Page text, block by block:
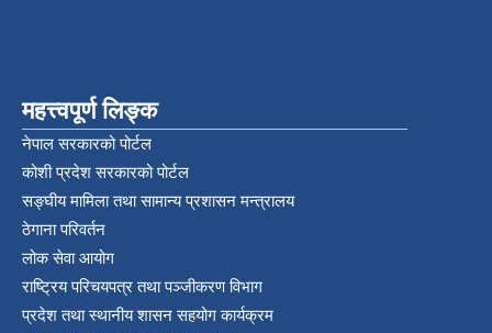
महत्त्वपूर्ण लिङ्क
नेपाल सरकारको पोर्टल
कोशी प्रदेश सरकारको पोर्टल
सङ्‍घीय मामिला तथा सामान्य प्रशासन मन्त्रालय
ठेगाना परिवर्तन
लोक सेवा आयोग
राष्ट्रिय परिचयपत्र तथा पञ्‍जीकरण विभाग
प्रदेश तथा स्थानीय शासन सहयोग कार्यक्रम